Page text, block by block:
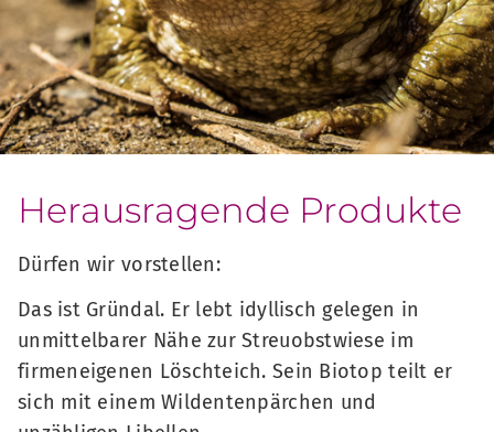
Herausragende Produkte
Dürfen wir vorstellen:
Das ist Gründal. Er lebt idyllisch gelegen in
unmittelbarer Nähe zur Streuobstwiese im
firmeneigenen Löschteich. Sein Biotop teilt er
sich mit einem Wildentenpärchen und